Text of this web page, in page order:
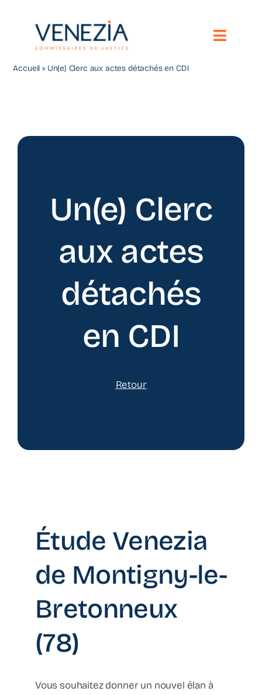
Toggle
Compétences territoriales
Accueil » Un(e) Clerc aux actes détachés en CDI
Un(e) Clerc
aux actes
détachés
en CDI
Retour
Étude Venezia
de Montigny-le-
Bretonneux
(78)
Vous souhaitez donner un nouvel élan à